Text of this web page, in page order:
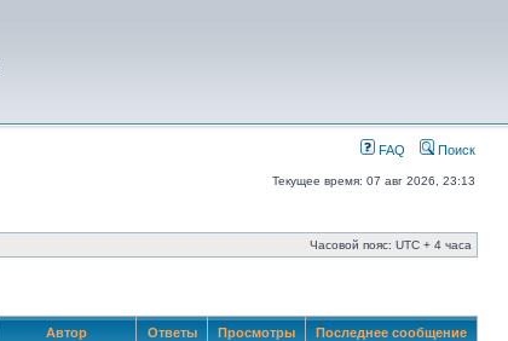
FAQ Поиск
Текущее время: 07 авг 2026, 23:13
Часовой пояс: UTC + 4 часа
Автор Ответы Просмотры Последнее сообщение